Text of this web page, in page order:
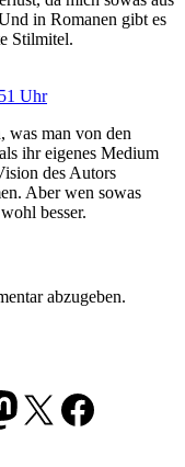
in Romanen gibt es
Stilmitel.
Uhr
was man von den
ihr eigenes Medium
des Autors
Aber wen sowas
besser.
abzugeben.
uns auf Mastodon
X Folgt uns auf